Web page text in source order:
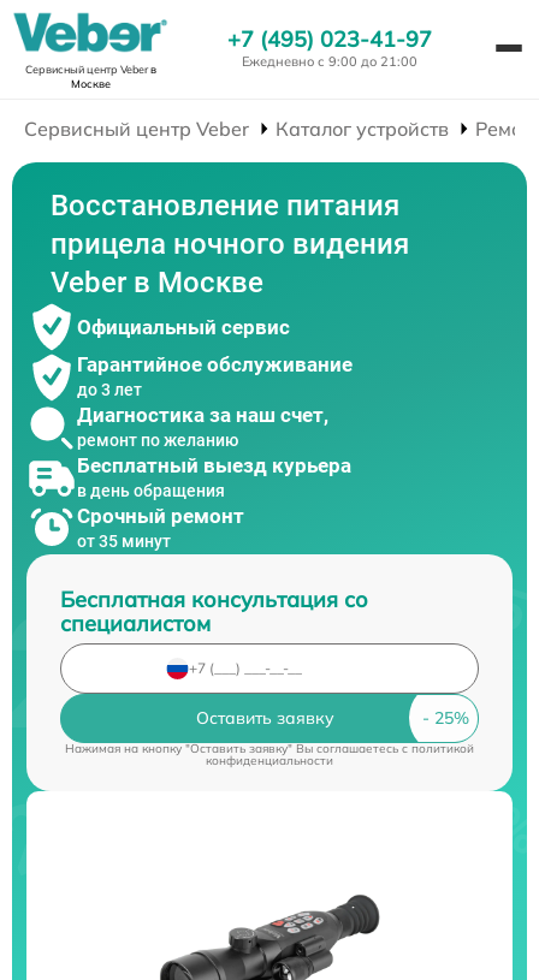
Сервисный центр Veberв
Москве
+7 (495) 023-41-97
Ежедневно с 9:00 до 21:00
Сервисный центр Veber Каталог устройств
Восстановление питания
прицела ночного видения
Veber в Москве
Официальный сервис
Гарантийное обслуживание
до 3 лет
Диагностика за наш счет,
ремонт по желанию
Бесплатный выезд курьера
в день обращения
Срочный ремонт
от 35 минут
Бесплатная консультация со
специалистом
Оставить заявку
Нажимая на кнопку "Оставить заявку" Вы соглашаетесь cполитикой
конфиденциальности